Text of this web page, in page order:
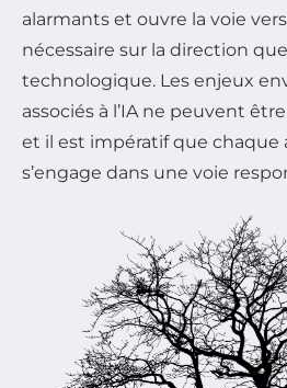
alarmants et ouvre la voie
nécessaire sur la direction
technologique. Les enjeux
associés à l’IA ne peuvent
et il est impératif que chaque
s’engage dans une voie